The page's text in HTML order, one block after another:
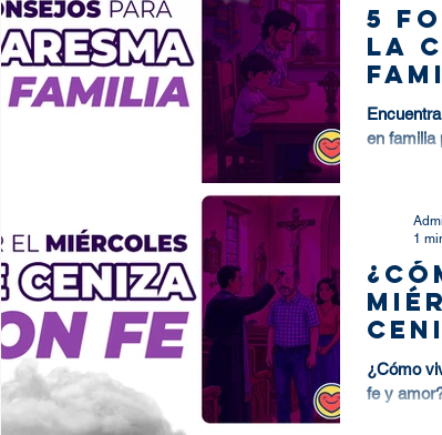
Beatriz Flores De Alba Evangelio
navidad
5
la
en familia
fe
¿Cómo
fe y
1